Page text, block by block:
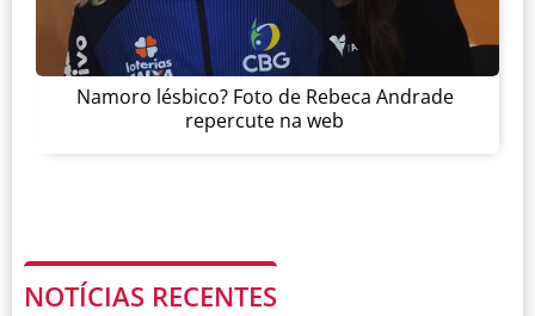
Namoro lésbico? Foto de Rebeca Andrade
repercute na web
NOTÍCIAS RECENTES